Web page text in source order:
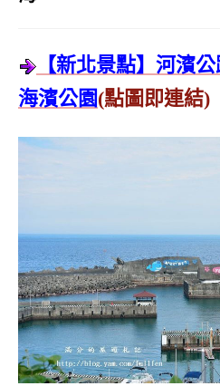
【新北景點】河濱
海濱公園(點圖即連結)